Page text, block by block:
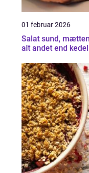
01 februar 2026
Salat sund, mættende og
alt andet end